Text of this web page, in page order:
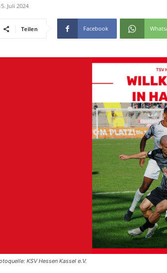
Juli 2024
Teilen Facebook
KSV Hessen Kassel e.V.